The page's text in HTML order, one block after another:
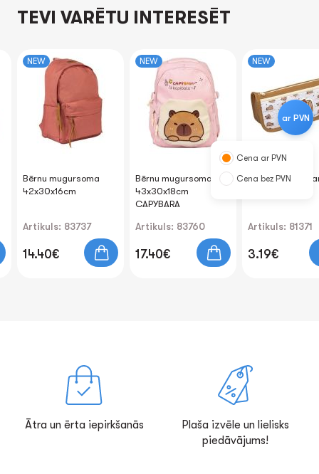
TEVI VARĒTU INTERESĒT
NEW
Bērnu mugursoma
42x30x16cm
Artikuls: 83737
14.40€
NEW
Bērnu mugursoma
43x30x18cm
CAPYBARA
Artikuls: 83760
17.40€
NEW
Penālis
Artikuls: 81371
3.19€
ar PVN
Cena ar PVN
Cena bez PVN
Ātra un ērta iepirkšanās
Plaša izvēle un lielisks
piedāvājums!